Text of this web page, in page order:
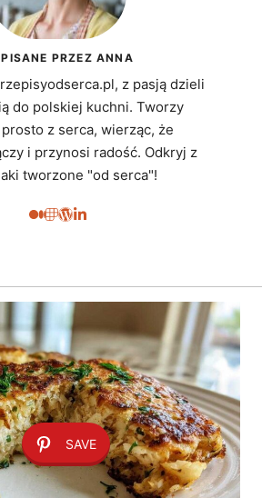
PRZEZ ANNA
z pasją dzieli
do polskiej kuchni. Tworzy
z serca, wierząc, że
i przynosi radość. Odkryj z
tworzone "od serca"!
SAVE